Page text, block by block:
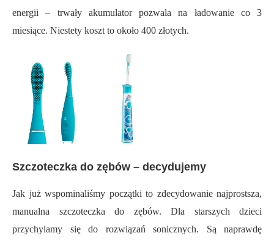
energii – trwały akumulator pozwala na ładowanie co 3
miesiące. Niestety koszt to około 400 złotych.
Szczoteczka do zębów – decydujemy
Jak już wspominaliśmy początki to zdecydowanie najprostsza,
manualna szczoteczka do zębów. Dla starszych dzieci
przychylamy się do rozwiązań sonicznych. Są naprawdę